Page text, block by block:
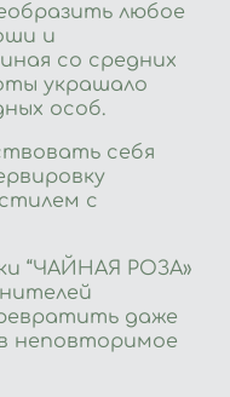
любое
и
со средних
украшало
особ.
себя
с
“ЧАЙНАЯ РОЗА»
даже
неповторимое